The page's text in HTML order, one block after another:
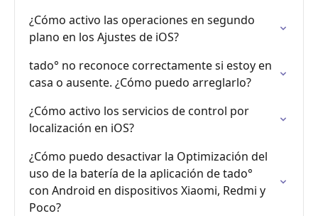
¿Cómo activo las operaciones en segundo
plano en los Ajustes de iOS?
tado° no reconoce correctamente si estoy en
casa o ausente. ¿Cómo puedo arreglarlo?
¿Cómo activo los servicios de control por
localización en iOS?
¿Cómo puedo desactivar la Optimización del
uso de la batería de la aplicación de tado°
con Android en dispositivos Xiaomi, Redmi y
Poco?